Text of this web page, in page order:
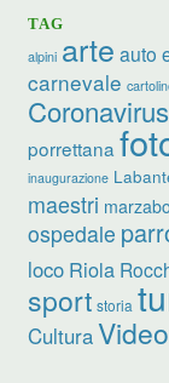
TAG
alpini arte auto
carnevale
Coronavirus
porrettana
inaugurazione
maestri
ospedale
loco Riola
sport storia
Cultura